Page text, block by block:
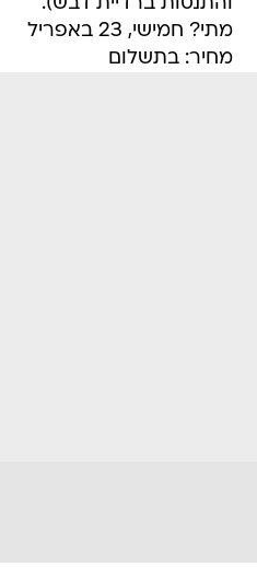
מתי? חמישי, 23 באפריל
מחיר: בתשלום